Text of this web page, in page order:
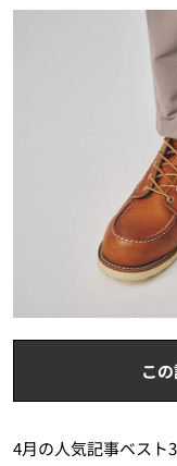
こ
4月の人気記事ベスト